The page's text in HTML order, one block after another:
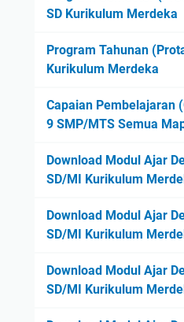
u
u
m
e
r
e
k
a
1
S
/
M
F
a
e
A
u
r
SD Kurikulum Merdeka
Program Tahunan
Kurikulum Merdeka
Capaian Pembelajaran
9 SMP/MTS Semua
Download Modul Ajar
SD/MI Kurikulum
Download Modul Ajar
SD/MI Kurikulum
Download Modul Ajar
SD/MI Kurikulum